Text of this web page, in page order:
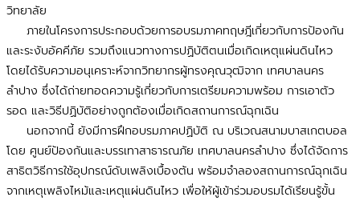
วิทยาลัย
ภายในโครงการประกอบด้วยการอบรมภาคทฤษฎีเกี่ยวกับการป้องกัน
และระงับอัคคีภัย รวมถึงแนวทางการปฏิบัติตนเมื่อเกิดเหตุแผ่นดินไหว
โดยได้รับความอนุเคราะห์จากวิทยากรผู้ทรงคุณวุฒิจาก เทศบาลนคร
ลำปาง ซึ่งได้ถ่ายทอดความรู้เกี่ยวกับการเตรียมความพร้อม การเอาตัว
รอด และวิธีปฏิบัติอย่างถูกต้องเมื่อเกิดสถานการณ์ฉุกเฉิน
นอกจากนี้ ยังมีการฝึกอบรมภาคปฏิบัติ ณ บริเวณสนามบาสเกตบอล
โดย ศูนย์ป้องกันและบรรเทาสาธารณภัย เทศบาลนครลำปาง ซึ่งได้จัดการ
สาธิตวิธีการใช้อุปกรณ์ดับเพลิงเบื้องต้น พร้อมจำลองสถานการณ์ฉุกเฉิน
จากเหตุเพลิงไหม้และเหตุแผ่นดินไหว เพื่อให้ผู้เข้าร่วมอบรมได้เรียนรู้ขั้น